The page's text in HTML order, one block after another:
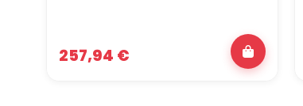
257,94 €